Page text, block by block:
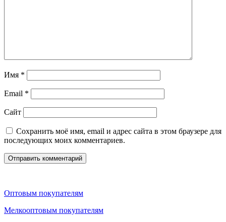
Имя *
Email *
Сайт
Сохранить моё имя, email и адрес сайта в этом браузере для
последующих моих комментариев.
Оптовым покупателям
Мелкооптовым покупателям